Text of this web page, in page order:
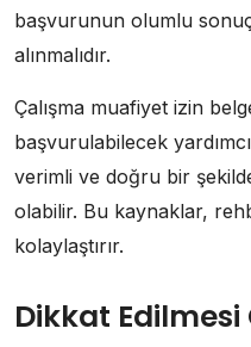
başvurunun olumlu
alınmalıdır.
Çalışma muafiyet izin
başvurulabilecek
verimli ve doğru bir
olabilir. Bu kaynaklar,
kolaylaştırır.
Dikkat